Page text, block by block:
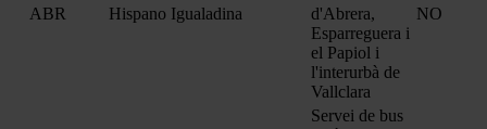
ABR Hispano Igualadina
d'Abrera,
Esparreguera i
el Papiol i
l'interurbà de
Vallclara
NO
Servei de bus